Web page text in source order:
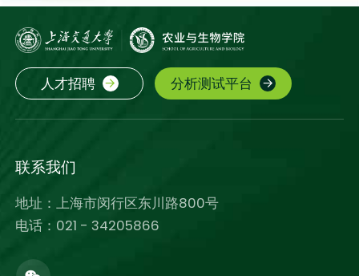
人才招聘 分析测试平台
联系我们
地址：上海市闵行区东川路800号
电话：021 - 34205866